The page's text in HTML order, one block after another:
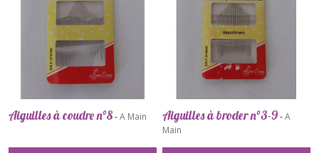
Aiguilles à coudre n°8-A Main Aiguilles à broder n°3-9-A
Main